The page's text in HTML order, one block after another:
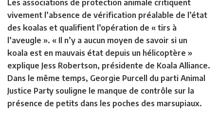
Les associations de protection animale critiquent
vivement l’absence de vérification préalable de l’état
des koalas et qualifient l’opération de « tirs à
l’aveugle ». « Il n’y a aucun moyen de savoir si un
koala est en mauvais état depuis un hélicoptère »
explique Jess Robertson, présidente de Koala Alliance.
Dans le même temps, Georgie Purcell du parti Animal
Justice Party souligne le manque de contrôle sur la
présence de petits dans les poches des marsupiaux.